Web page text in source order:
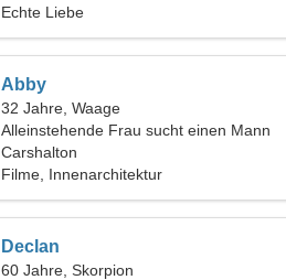
Echte Liebe
Abby
32 Jahre, Waage
Alleinstehende Frau sucht einen Mann
Carshalton
Filme, Innenarchitektur
Declan
60 Jahre, Skorpion